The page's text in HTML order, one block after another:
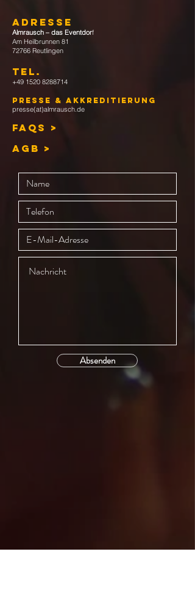
ADRESSE
Almrausch – das Eventdorf
Am Heilbrunnen 81
72766 Reutlingen
TEL .
+49 1520 8288714
Presse & Akkreditierung
presse(at)almrausch.de
FAQs >
AGB >
Absenden